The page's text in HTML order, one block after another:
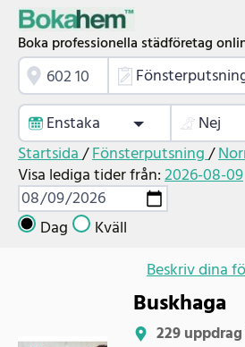
Boka professionella städföretag
Enstaka
Nej
Startsida/Fönsterputsning/
Visa lediga tider från:2026-08-09
Dag
Kväll
Beskriv dina
Buskhaga
229